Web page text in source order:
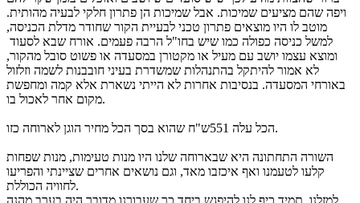
ויפה שהם מציעים שמיכות. אבל שמיכות הן פתרון חלקי לבעיה מהותית.
מוטב לו היו מוצאים פתרון טכני לבעיית הקור שחודר מדלת הכניסה,
למשל כניסה כפולה כמו שיש בחו"ל הרבה פעמים. אורח שבא לסעוד
ומוצא עצמו יושב עם מעיל או מקטורן במסעדה או פשוט סובל מהקור,
לא אמור להיתקל בהתנהלות שמשדרת בעיני חובבנות לשמה וזלזול
באורחי המסעדה. בנסיבות אחרות לא הייתי נשארת אלא קמה ומחפשת
מקום אחר לאכול בו.
הכל עלה 551ש"ח שהוא בסך הכל מחיר הוגן לארוחה כזו.
השורה התחתונה היא שבארוחה שלנו היו מנות טעימות, מנות שפחות
קלעו לטעמנו ואף איכזבו מאד, וגם נושאים אחרים שציינתי והפריעו
לחוויה הכוללת.
למזלנו, תמיד כיף לנו להיפגש ביחד כך שעבורנו מדובר היה בערב מהנה